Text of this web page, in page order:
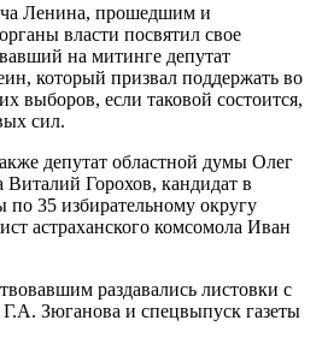
Ленина, прошедшим и
власти посвятил свое
на митинге депутат
который призвал поддержать во
выборов, если таковой состоится,
сил.
депутат областной думы Олег
Виталий Горохов, кандидат в
по 35 избирательному округу
астраханского комсомола Иван
раздавались листовки с
Зюганова и спецвыпуск газеты